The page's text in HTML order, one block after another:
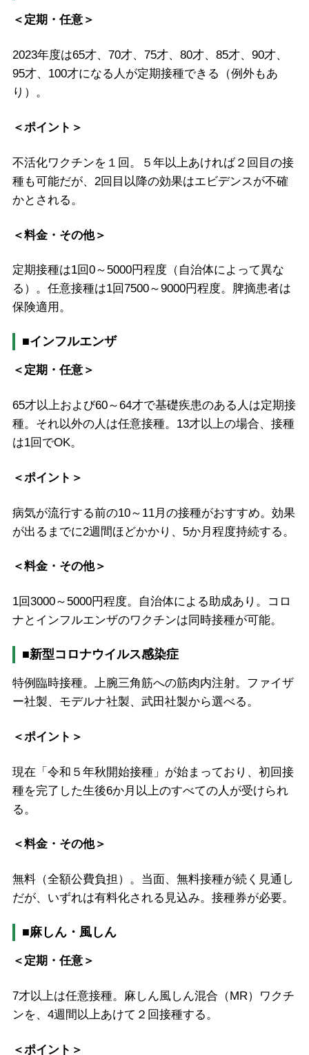
＜定期・任意＞
2023年度は65才、70才、75才、80才、85才、90才、
95才、100才になる人が定期接種できる（例外もあ
り）。
＜ポイント＞
不活化ワクチンを１回。５年以上あければ２回目の接
種も可能だが、2回目以降の効果はエビデンスが不確
かとされる。
＜料金・その他＞
定期接種は1回0～5000円程度（自治体によって異な
る）。任意接種は1回7500～9000円程度。脾摘患者は
保険適用。
■インフルエンザ
＜定期・任意＞
65才以上および60～64才で基礎疾患のある人は定期接
種。それ以外の人は任意接種。13才以上の場合、接種
は1回でOK。
＜ポイント＞
病気が流行する前の10～11月の接種がおすすめ。効果
が出るまでに2週間ほどかかり、5か月程度持続する。
＜料金・その他＞
1回3000～5000円程度。自治体による助成あり。コロ
ナとインフルエンザのワクチンは同時接種が可能。
■新型コロナウイルス感染症
特例臨時接種。上腕三角筋への筋肉内注射。ファイザ
ー社製、モデルナ社製、武田社製から選べる。
＜ポイント＞
現在「令和５年秋開始接種」が始まっており、初回接
種を完了した生後6か月以上のすべての人が受けられ
る。
＜料金・その他＞
無料（全額公費負担）。当面、無料接種が続く見通し
だが、いずれは有料化される見込み。接種券が必要。
■麻しん・風しん
＜定期・任意＞
7才以上は任意接種。麻しん風しん混合（MR）ワクチ
ンを、4週間以上あけて２回接種する。
＜ポイント＞